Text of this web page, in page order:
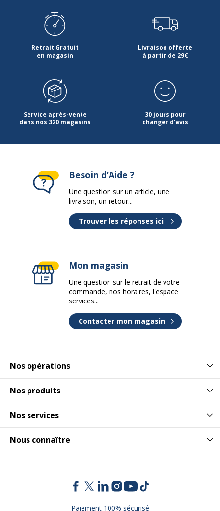
Retrait Gratuit
en magasin
Livraison offerte
à partir de 29€
Service après-vente
dans nos 320 magasins
30 jours pour
changer d'avis
Nos opérations
Nos produits
Nos services
Nous connaître
Besoin d’Aide ?
Une question sur un article, une
livraison, un retour...
Trouver les réponses ici
Mon magasin
Une question sur le retrait de votre
commande, nos horaires, l'espace
services...
Contacter mon magasin
Paiement 100% sécurisé